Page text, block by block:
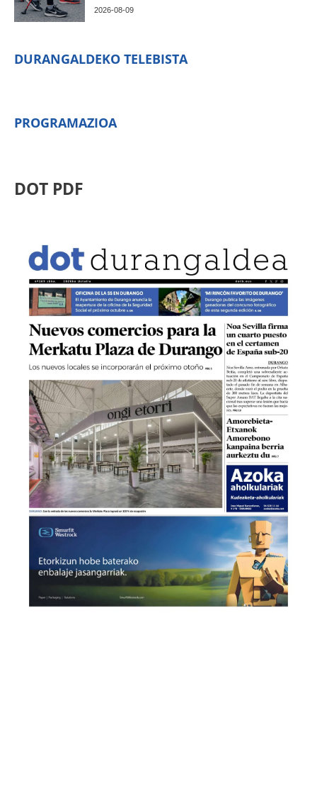
2026-08-09
DURANGALDEKO TELEBISTA
PROGRAMAZIOA
DOT PDF